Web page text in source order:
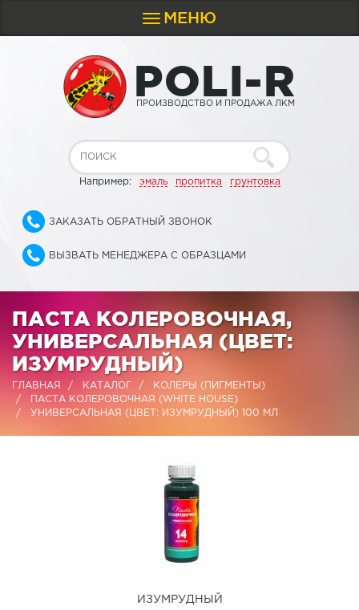
Toggle
navigation
МЕНЮ
POLI-R
ПРОИЗВОДСТВО И ПРОДАЖА ЛКМ
Например: эмаль пропитка грунтовка
ЗАКАЗАТЬ ОБРАТНЫЙ ЗВОНОК
ВЫЗВАТЬ МЕНЕДЖЕРА С ОБРАЗЦАМИ
ПАСТА КОЛЕРОВОЧНАЯ,
УНИВЕРСАЛЬНАЯ (ЦВЕТ:
ИЗУМРУДНЫЙ)
ГЛАВНАЯ КАТАЛОГ
КОЛЕРЫ (ПИГМЕНТЫ)
ПАСТА КОЛЕРОВОЧНАЯ (WHITE HOUSE)
УНИВЕРСАЛЬНАЯ (ЦВЕТ: ИЗУМРУДНЫЙ) 100 МЛ
ИЗУМРУДНЫЙ